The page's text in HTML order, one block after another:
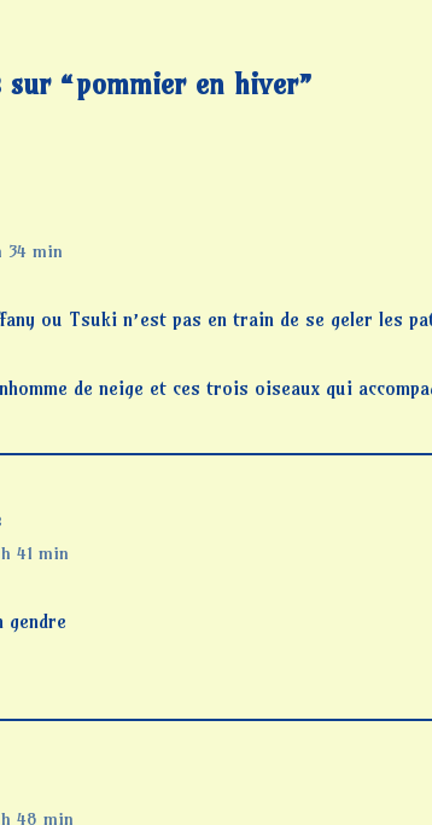
sur “pommier en hiver”
34 min
ou Tsuki n’est pas en train de se geler les
de neige et ces trois oiseaux qui
41 min
gendre
48 min